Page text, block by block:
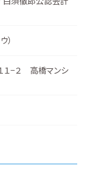
）
１−２ 高橋マンシ